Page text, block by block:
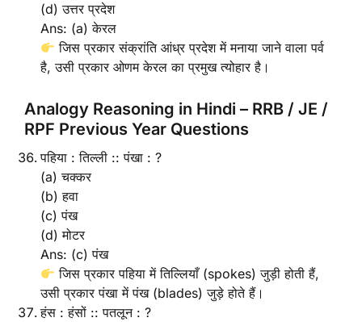
(d) उत्तर प्रदेश
Ans: (a) केरल
जिस प्रकार संक्रांति आंध्र प्रदेश में मनाया जाने वाला पर्व
है, उसी प्रकार ओणम केरल का प्रमुख त्योहार है।
Analogy Reasoning in Hindi – RRB / JE /
RPF Previous Year Questions
पहिया : तिल्ली :: पंखा : ?
(a) चक्कर
(b) हवा
(c) पंख
(d) मोटर
Ans: (c) पंख
जिस प्रकार पहिया में तिल्लियाँ (spokes) जुड़ी होती हैं,
उसी प्रकार पंखा में पंख (blades) जुड़े होते हैं।
हंस : हंसों :: पतलून : ?